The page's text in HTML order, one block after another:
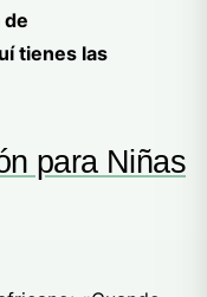
tienes las
para Niñas